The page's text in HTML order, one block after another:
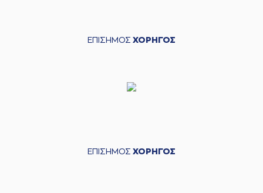
ΕΠΙΣΗΜΟΣ ΧΟΡΗΓΟΣ
ΕΠΙΣΗΜΟΣ ΧΟΡΗΓΟΣ